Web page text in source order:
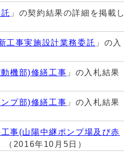
」の契約結果の詳細を掲載し
工事実施設計業務委託 」の入
機部)修繕工事 」の入札結果
プ部)修繕工事 」の入札結果
事(山陽中継ポンプ場及び赤
（2016年10月5日）